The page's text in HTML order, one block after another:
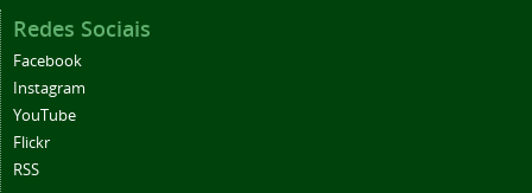
Redes Sociais
Facebook
Instagram
YouTube
Flickr
RSS